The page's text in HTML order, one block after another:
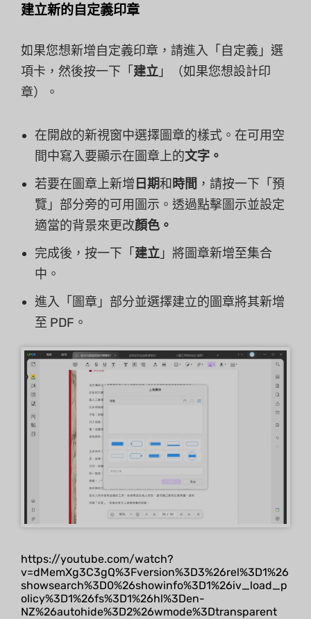
建立新的自定義印章
如果您想新增自定義印章，請進入「自定義」選
項卡，然後按一下「 建立 」（如果您想設計印
章）。
在開啟的新視窗中選擇圖章的樣式。在可用空
間中寫入要顯示在圖章上的文字。
若要在圖章上新增 日期和 時間 ，請按一下「預
覽」部分旁的可用圖示。透過點擊圖示並設定
適當的背景來更改顏色。
完成後，按一下「 建立 」將圖章新增至集合
中。
進入「圖章」部分並選擇建立的圖章將其新增
至 PDF。
https://youtube.com/watch?
v=dMemXg3C3gQ%3Fversion%3D3%26rel%3D1%26
showsearch%3D0%26showinfo%3D1%26iv_load_p
olicy%3D1%26fs%3D1%26hl%3Den-
NZ%26autohide%3D2%26wmode%3Dtransparent